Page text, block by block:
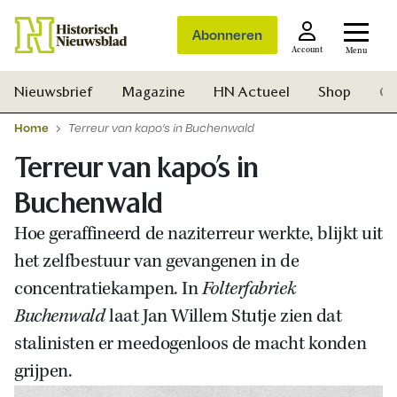
Abonneren
Account Menu
Zoek
Nieuwsbrief Magazine HN Actueel Shop
Home Terreur van kapo’s in Buchenwald
Terreur van kapo’s in
Buchenwald
Hoe geraffineerd de naziterreur werkte, blijkt uit
het zelfbestuur van gevangenen in de
concentratiekampen. InFolterfabriek
Buchenwaldlaat Jan Willem Stutje zien dat
stalinisten er meedogenloos de macht konden
grijpen.